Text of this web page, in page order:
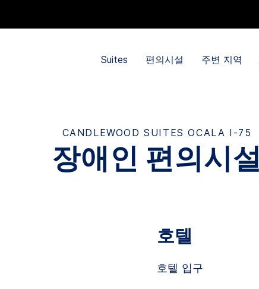
Suites 편의시설 주변 지역
CANDLEWOOD SUITES OCALA I-75
장애인 편의시설
호텔
호텔 입구